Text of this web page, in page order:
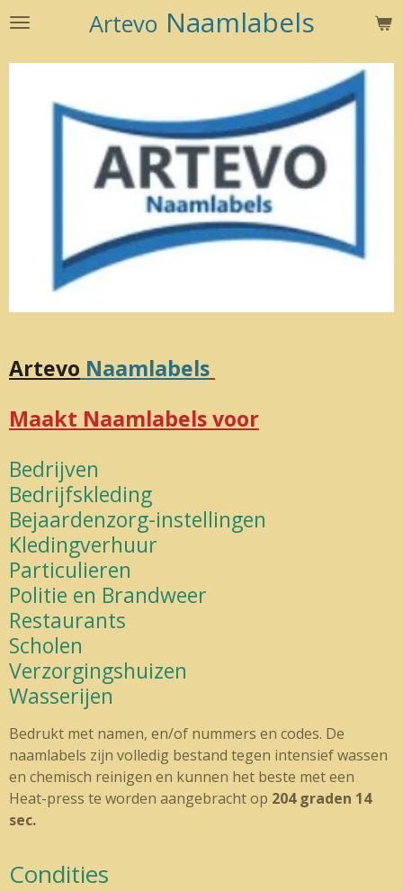
Ga
naar
hoofdinhoud
Artevo Naamlabels
Artevo Naamlabels
Maakt Naamlabels voor
Bedrijven
Bedrijfskleding
Bejaardenzorg-instellingen
Kledingverhuur
Particulieren
Politie en Brandweer
Restaurants
Scholen
Verzorgingshuizen
Wasserijen
Bedrukt met namen, en/of nummers en codes. De
naamlabels zijn volledig bestand tegen intensief wassen
en chemisch reinigen en kunnen het beste met een
Heat-press te worden aangebracht op 204 graden 14
sec.
Condities